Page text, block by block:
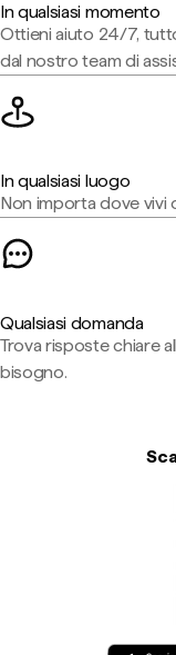
In qualsiasi momento
Ottieni aiuto 24/7,
dal nostro team di
In qualsiasi luogo
Non importa dove vivi
Qualsiasi domanda
Trova risposte chiare
bisogno.